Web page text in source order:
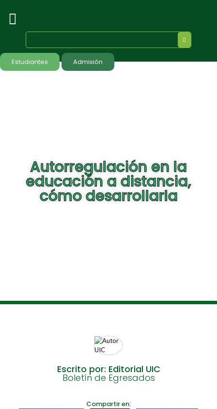
Estudiantes Admisión
Autorregulación en la
educación a distancia,
cómo desarrollarla
Escrito por: Editorial UIC
Boletín de Egresados
Compartir en: